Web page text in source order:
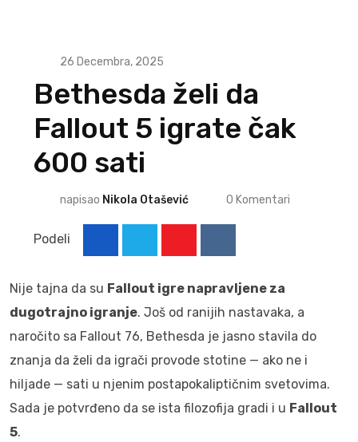
26 Decembra, 2025
Bethesda želi da
Fallout 5 igrate čak
600 sati
napisao Nikola Otašević 0 Komentari
Podeli
Nije tajna da su Fallout igre napravljene za
dugotrajno igranje. Još od ranijih nastavaka, a
naročito sa Fallout 76, Bethesda je jasno stavila do
znanja da želi da igrači provode stotine — ako ne i
hiljade — sati u njenim postapokaliptičnim svetovima.
Sada je potvrđeno da se ista filozofija gradi i u Fallout
5.